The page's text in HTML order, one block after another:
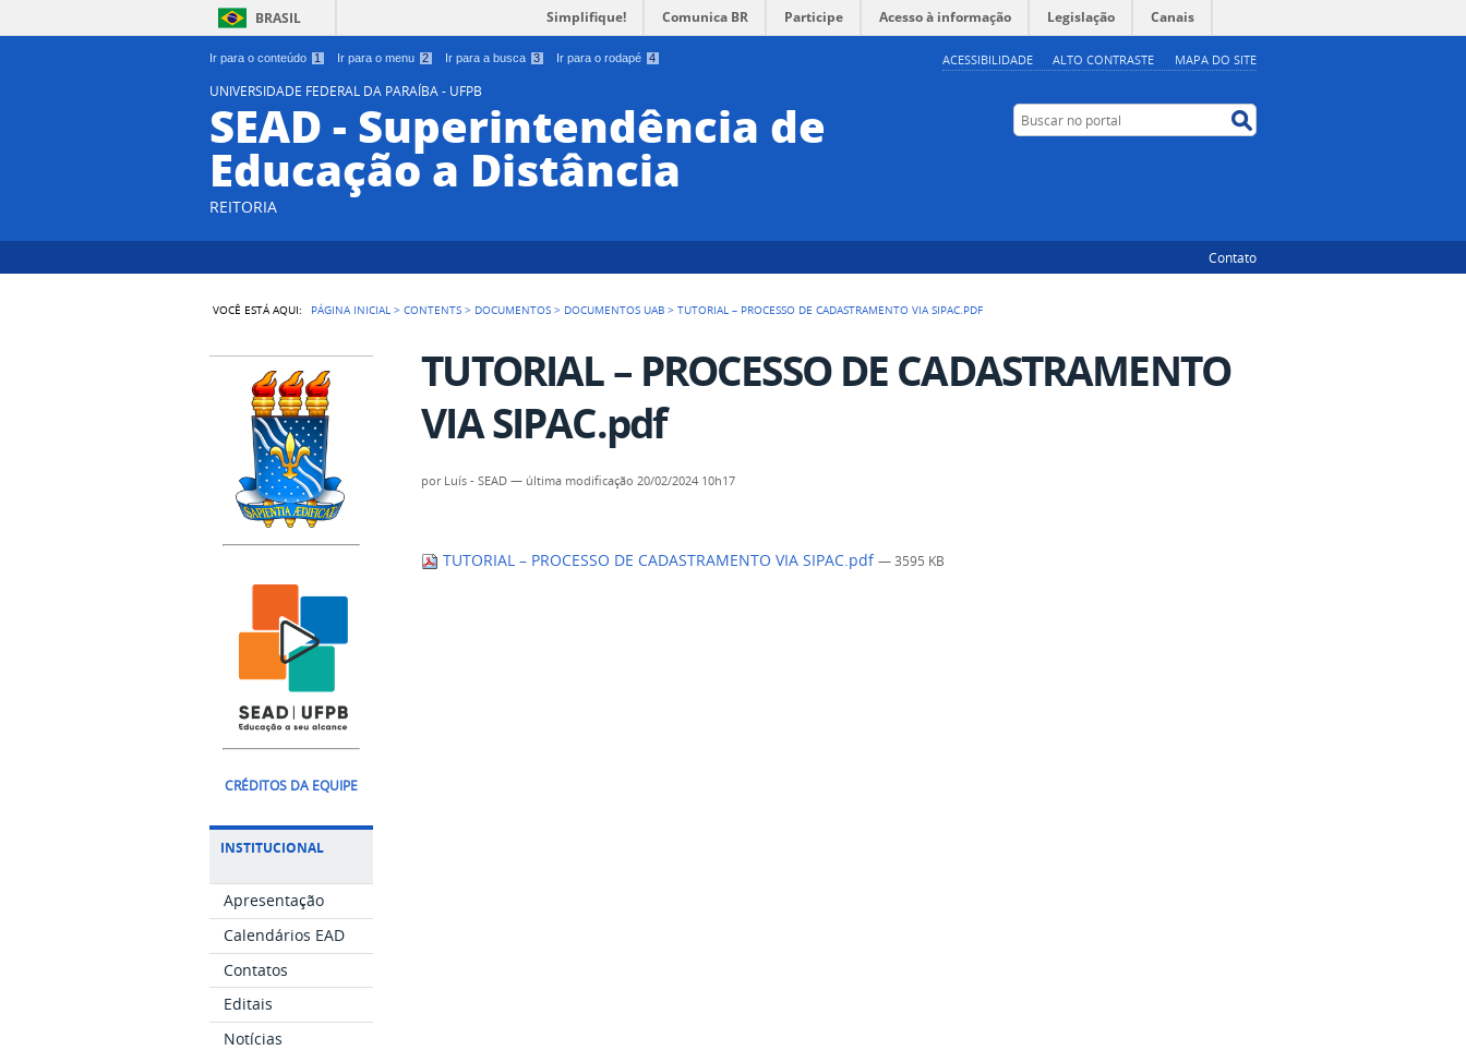
Ir para o conteúdo 1 Ir para o menu 2 Ir para a busca 3 Ir para o rodapé 4 ACESSIBILIDADE ALTO CONTRASTE MAPA DO SITE
BRASIL Simplifique! Comunica BR Participe Acesso à informação Legislação Canais
UNIVERSIDADE FEDERAL DA PARAÍBA - UFPB
SEAD - Superintendência de
Educação a Distância
REITORIA
Buscar no portal
Contato
VOCÊ ESTÁ AQUI: PÁGINA INICIAL >CONTENTS > DOCUMENTOS > DOCUMENTOS UAB >TUTORIAL – PROCESSO DE CADASTRAMENTO VIA SIPAC.PDF
CRÉDITOS DA EQUIPE
INSTITUCIONAL
Apresentação
Calendários EAD
Contatos
Editais
Notícias
TUTORIAL – PROCESSO DE CADASTRAMENTO
VIA SIPAC.pdf
por Luís - SEAD — última modificação 20/02/2024 10h17
TUTORIAL – PROCESSO DE CADASTRAMENTO VIA SIPAC.pdf— 3595 KB